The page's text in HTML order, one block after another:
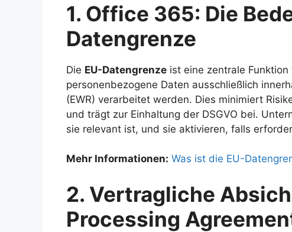
1. Office 365: Die
Datengrenze
Die EU-Datengrenze ist eine zentrale
personenbezogene Daten ausschließlich
(EWR) verarbeitet werden. Dies minimiert
und trägt zur Einhaltung der DSGVO bei.
sie relevant ist, und sie aktivieren, falls
Mehr Informationen: Was ist die EU-
2. Vertragliche
Processing